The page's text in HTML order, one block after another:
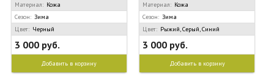
Материал: Кожа
Сезон: Зима
Цвет: Черный
3 000 руб.
Добавить в корзину
Материал: Кожа
Сезон: Зима
Цвет: Рыжий, Серый, Синий
3 000 руб.
Добавить в корзину